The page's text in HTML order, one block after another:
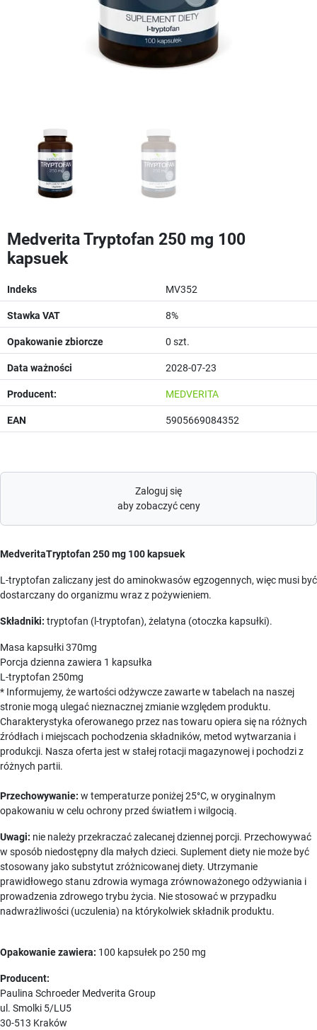
Medverita Tryptofan 250 mg 100
kapsuek
Indeks MV352
Stawka VAT 8%
Opakowanie zbiorcze 0 szt.
Data ważności 2028-07-23
Producent: MEDVERITA
EAN 5905669084352
Zaloguj się
aby zobaczyć ceny
MedveritaTryptofan 250 mg 100 kapsuek
L-tryptofan zaliczany jest do aminokwasów egzogennych, więc musi być
dostarczany do organizmu wraz z pożywieniem.
Składniki: tryptofan (l-tryptofan), żelatyna (otoczka kapsułki).
Masa kapsułki 370mg
Porcja dzienna zawiera 1 kapsułka
L-tryptofan 250mg
* Informujemy, że wartości odżywcze zawarte w tabelach na naszej
stronie mogą ulegać nieznacznej zmianie względem produktu.
Charakterystyka oferowanego przez nas towaru opiera się na różnych
źródłach i miejscach pochodzenia składników, metod wytwarzania i
produkcji. Nasza oferta jest w stałej rotacji magazynowej i pochodzi z
różnych partii.
Przechowywanie: w temperaturze poniżej 25°C, w oryginalnym
opakowaniu w celu ochrony przed światłem i wilgocią.
Uwagi: nie należy przekraczać zalecanej dziennej porcji. Przechowywać
w sposób niedostępny dla małych dzieci. Suplement diety nie może być
stosowany jako substytut zróżnicowanej diety. Utrzymanie
prawidłowego stanu zdrowia wymaga zrównoważonego odżywiania i
prowadzenia zdrowego trybu życia. Nie stosować w przypadku
nadwrażliwości (uczulenia) na którykolwiek składnik produktu.
Opakowanie zawiera: 100 kapsułek po 250 mg
Producent:
Paulina Schroeder Medverita Group
ul. Smolki 5/LU5
30-513 Kraków